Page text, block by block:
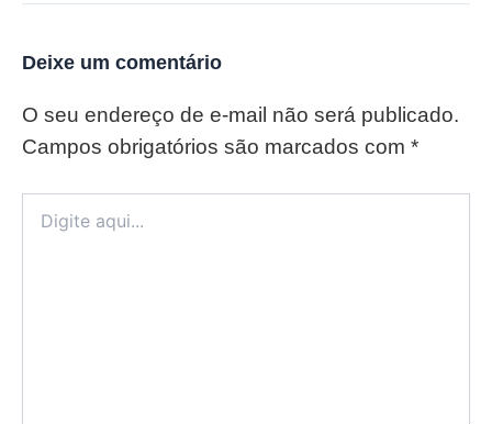
Deixe um comentário
O seu endereço de e-mail não será publicado.
Campos obrigatórios são marcados com *
aqui...